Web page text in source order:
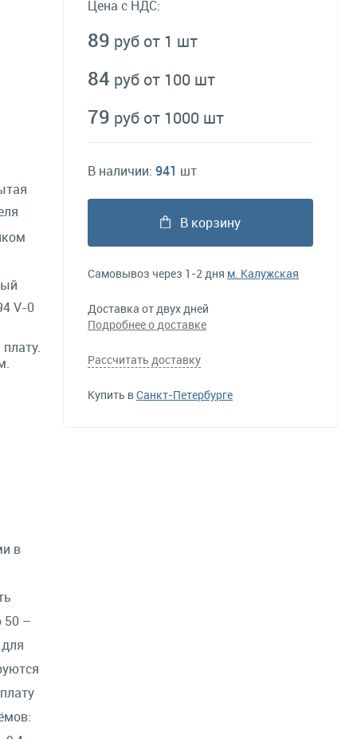
V-0
в
50 –
Цена с НДС:
89 руб от 1 шт
84 руб от 100 шт
79 руб от 1000 шт
В наличии: 941 шт
В корзину
Самовывоз через 1-2 дня м. Калужская
Доставка от двух дней
Подробнее о доставке
Рассчитать доставку
Купить вСанкт-Петербурге